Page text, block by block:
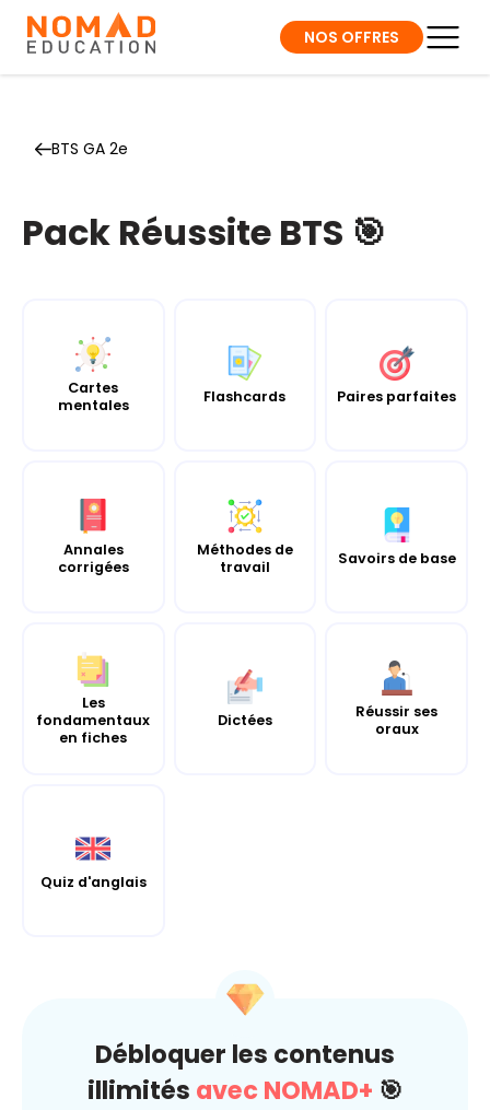
NOS OFFRES
BTS GA 2e
Pack Réussite BTS 🎯
Cartes
mentales
Flashcards Paires parfaites
Annales
corrigées
Méthodes de
travail
Savoirs de base
Les
fondamentaux
en fiches
Dictées
Réussir ses
oraux
Quiz d'anglais
Débloquer les contenus
illimités avec NOMAD+ 🎯